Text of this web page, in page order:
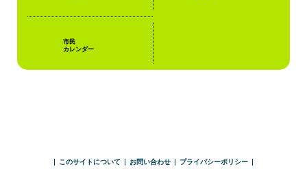
市民
カレンダー
このサイトについて お問い合わせ プライバシーポリシー